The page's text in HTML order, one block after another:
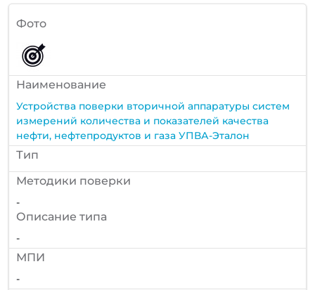
Фото
Наименование
Устройства поверки вторичной аппаратуры систем
измерений количества и показателей качества
нефти, нефтепродуктов и газа УПВА-Эталон
Тип
Методики поверки
-
Описание типа
-
МПИ
-